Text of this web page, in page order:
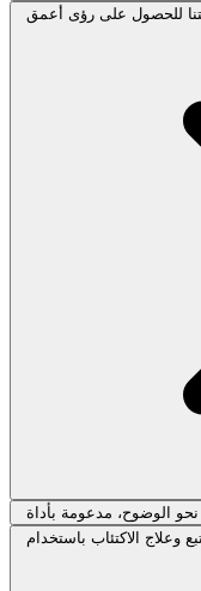
للحصول على رؤى أعمق